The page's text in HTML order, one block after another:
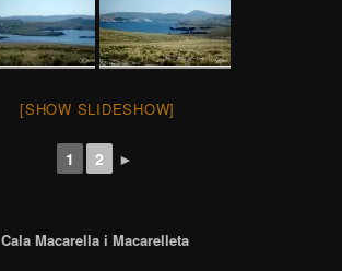
[SHOW SLIDESHOW]
1 2 ►
Cala Macarella i Macarelleta